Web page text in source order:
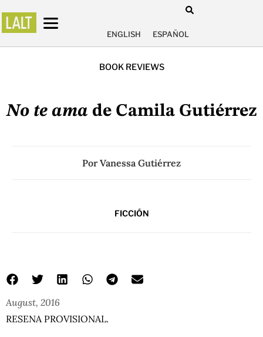
ENGLISH ESPAÑOL
BOOK REVIEWS
No te ama de Camila Gutiérrez
PorVanessa Gutiérrez
FICCIÓN
August, 2016
RESENA PROVISIONAL.